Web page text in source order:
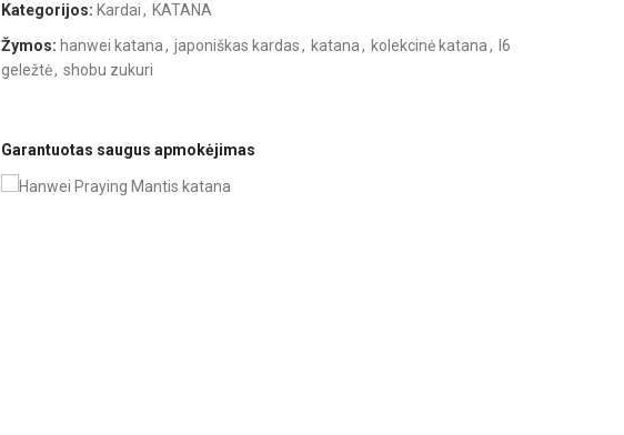
Kategorijos: Kardai, KATANA
Žymos: hanwei katana, japoniškas kardas, katana, kolekcinė katana, l6
geležtė, shobu zukuri
Garantuotas saugus apmokėjimas